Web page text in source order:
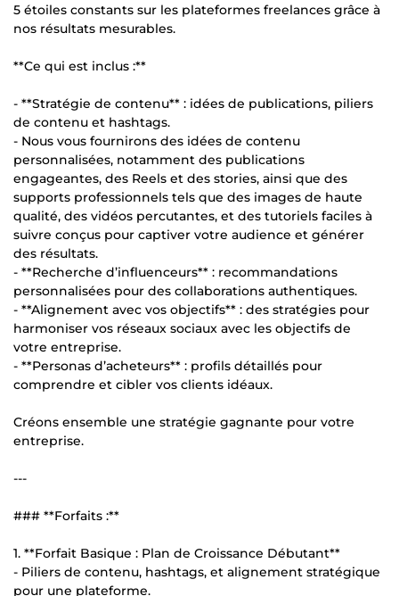
5 étoiles constants sur les plateformes freelances grâce à
nos résultats mesurables.
**Ce qui est inclus :**
- **Stratégie de contenu** : idées de publications, piliers
de contenu et hashtags.
- Nous vous fournirons des idées de contenu
personnalisées, notamment des publications
engageantes, des Reels et des stories, ainsi que des
supports professionnels tels que des images de haute
qualité, des vidéos percutantes, et des tutoriels faciles à
suivre conçus pour captiver votre audience et générer
des résultats.
- **Recherche d’influenceurs** : recommandations
personnalisées pour des collaborations authentiques.
- **Alignement avec vos objectifs** : des stratégies pour
harmoniser vos réseaux sociaux avec les objectifs de
votre entreprise.
- **Personas d’acheteurs** : profils détaillés pour
comprendre et cibler vos clients idéaux.
Créons ensemble une stratégie gagnante pour votre
entreprise.
---
### **Forfaits :**
1. **Forfait Basique : Plan de Croissance Débutant**
- Piliers de contenu, hashtags, et alignement stratégique
pour une plateforme.